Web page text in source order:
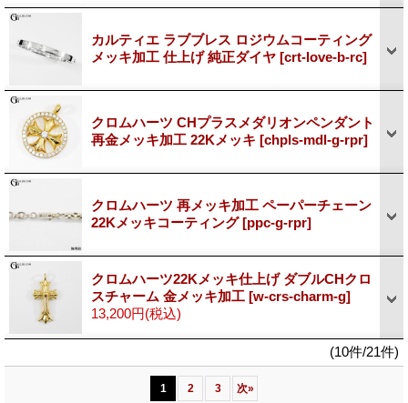
カルティエ ラブブレス ロジウムコーティング
メッキ加工 仕上げ 純正ダイヤ [crt-love-b-rc]
クロムハーツ CHプラスメダリオンペンダント
再金メッキ加工 22Kメッキ [chpls-mdl-g-rpr]
クロムハーツ 再メッキ加工 ペーパーチェーン
22Kメッキコーティング[ppc-g-rpr]
クロムハーツ22Kメッキ仕上げ ダブルCHクロ
スチャーム 金メッキ加工 [w-crs-charm-g]
13,200円(税込)
(10件/21件)
1 2 3 次»